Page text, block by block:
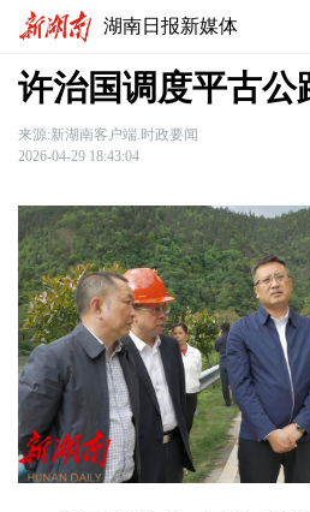
湖南日报新媒体
许治国调度平古公
来源:新湖南客户端.时政要闻
2026-04-29 18:43:04